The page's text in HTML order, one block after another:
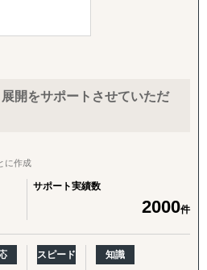
ヒアリングなど多くのサービス
社にとって適切な調査・分析を
で判断してしまっていそう」と
当者の方は、壁打ちからでも対
たのかわからない」といったご
の戦略を徹底的に解剖し、貴社
援まで実施します。
界の第一線を走る方への一次取
ら、オンライン・現地でのアプ
先フォローまでを代行します。
いう成果に直結する実行支援で
は「正しいパートナーとの掛け
策定、ターゲットリストの優先
契約・スキーム構築、そして開
会・プロジェクト管理・ロード
ーカライズ支援）までを伴走し
ク】
し構築してきた強固なパートナ
開拓ルートを確保。食品、酒、
殊分野でも確かな実績を持ち、
ての挑戦】
、通常の貿易会社では対応困難
特殊貨物の取扱いなど、
供しています。
開をサポートさせていただ
に作成
サポート実績数
2000件
スピード 知識